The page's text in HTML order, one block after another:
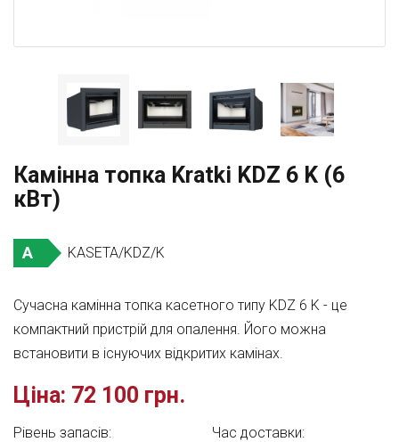
Камінна топка Kratki KDZ 6 K (6
кВт)
A KASETA/KDZ/K
Сучасна камінна топка касетного типу KDZ 6 K - це
компактний пристрій для опалення. Його можна
встановити в існуючих відкритих камінах.
Ціна: 72 100 грн.
Рівень запасів: Час доставки: